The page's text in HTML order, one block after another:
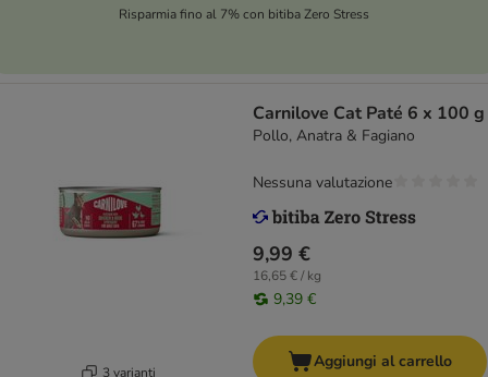
Risparmia fino al 7% con bitiba Zero Stress
3 varianti
Carnilove Cat Paté 6 x 100 g
Pollo, Anatra & Fagiano
9,99 €
16,65 € / kg
9,39 €
Nessuna valutazione
Aggiungi al carrello